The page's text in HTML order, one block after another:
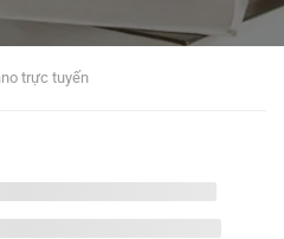
trực tuyến